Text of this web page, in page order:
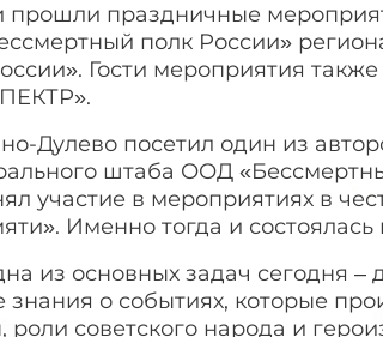
прошли праздничные
полк России»
Гости мероприятия
Дулево посетил один из
штаба ООД
участие в мероприятиях в
Именно тогда и
из основных задач сегодня
о событиях, которые
роли советского народа и